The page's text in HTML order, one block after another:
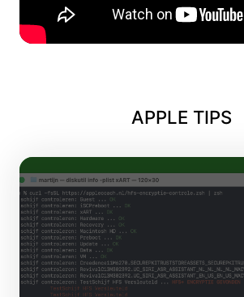
APPLE TIPS